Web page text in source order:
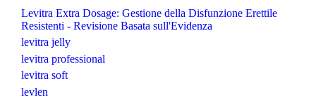
Levitra Extra Dosage: Gestione della Disfunzione Erettile
Resistenti - Revisione Basata sull'Evidenza
levitra jelly
levitra professional
levitra soft
levlen